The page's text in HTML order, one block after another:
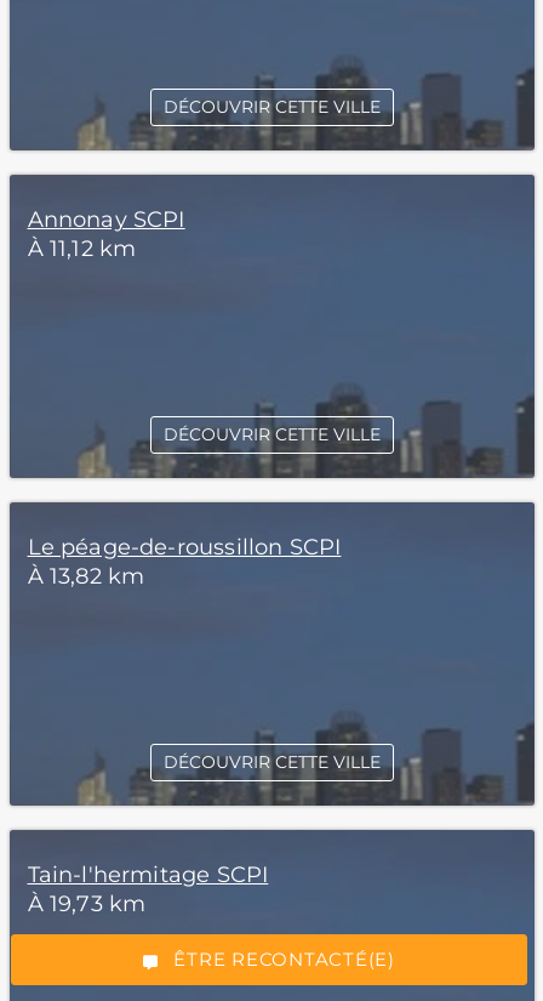
*Champs obligatoires
“Excellent”, 165 avis
ÊTRE RECONTACTÉ(E)
DÉCOUVRIR CETTE VILLE
Annonay SCPI
À 11,12 km
DÉCOUVRIR CETTE VILLE
Le péage-de-roussillon SCPI
À 13,82 km
DÉCOUVRIR CETTE VILLE
Tain-l'hermitage SCPI
À 19,73 km